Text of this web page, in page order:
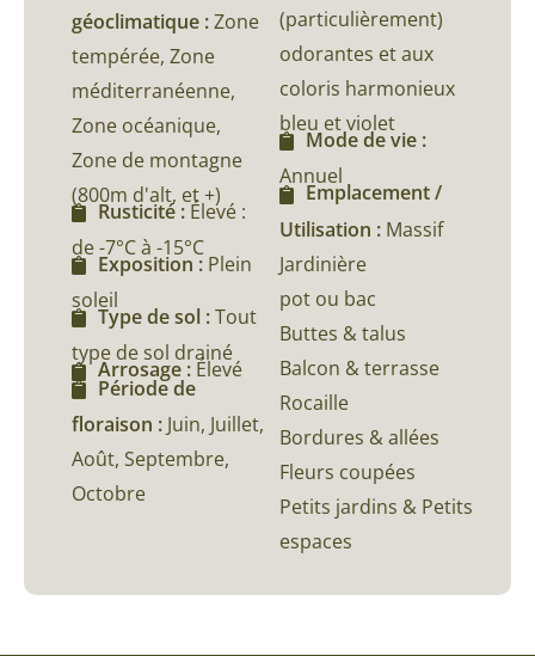
géoclimatique :Zone
tempérée, Zone
méditerranéenne,
Zone océanique,
Zone de montagne
(800m d'alt, et +)
Rusticité : Élevé :
de -7°C à -15°C
Exposition : Plein
soleil
Type de sol :Tout
type de sol drainé
Arrosage : Élevé
Période de
floraison : Juin, Juillet,
Août, Septembre,
Octobre
(particulièrement)
odorantes et aux
coloris harmonieux
bleu et violet
Mode de vie :
Annuel
Emplacement /
Utilisation : Massif
Jardinière
pot ou bac
Buttes & talus
Balcon & terrasse
Rocaille
Bordures & allées
Fleurs coupées
Petits jardins & Petits
espaces